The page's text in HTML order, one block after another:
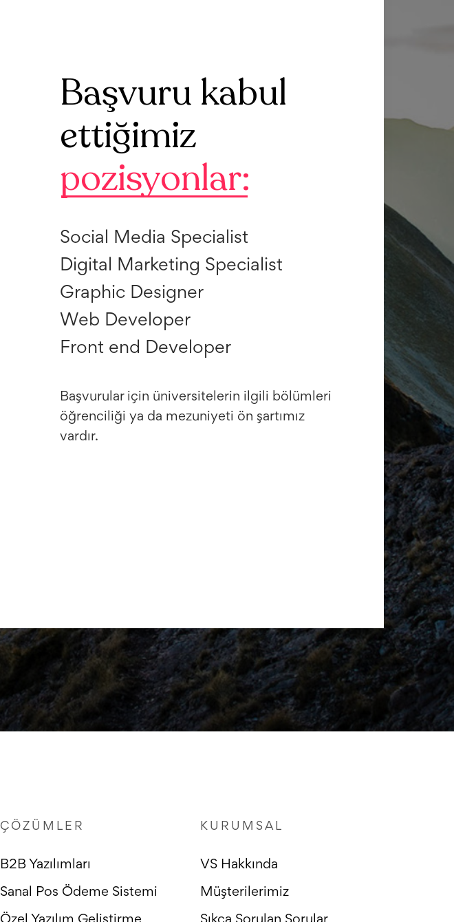
Başvuru kabul
ettiğimiz
pozisyonlar:
Social Media Specialist
Digital Marketing Specialist
Graphic Designer
Web Developer
Front end Developer
Başvurular için üniversitelerin ilgili bölümleri
öğrenciliği ya da mezuniyeti ön şartımız
vardır.
ÇÖZÜMLER
B2B Yazılımları
Sanal Pos Ödeme Sistemi
KURUMSAL
VS Hakkında
Müşterilerimiz